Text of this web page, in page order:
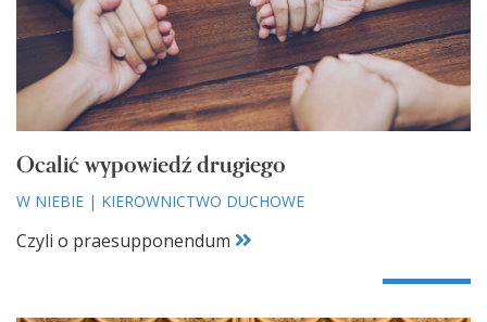
Ocalić wypowiedź drugiego
W NIEBIE | KIEROWNICTWO DUCHOWE
Czyli o praesupponendum